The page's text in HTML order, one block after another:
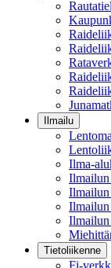
Ilmailu
Ilma-
Ilmailun
Tietoliikenne
Fi-